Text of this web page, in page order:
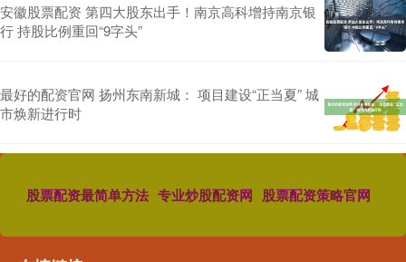
安徽股票配资 第四大股东出手！南京高科增持南京银
行 持股比例重回“9字头”
最好的配资官网 扬州东南新城： 项目建设“正当夏” 城
市焕新进行时
股票配资最简单方法 专业炒股配资网 股票配资策略官网